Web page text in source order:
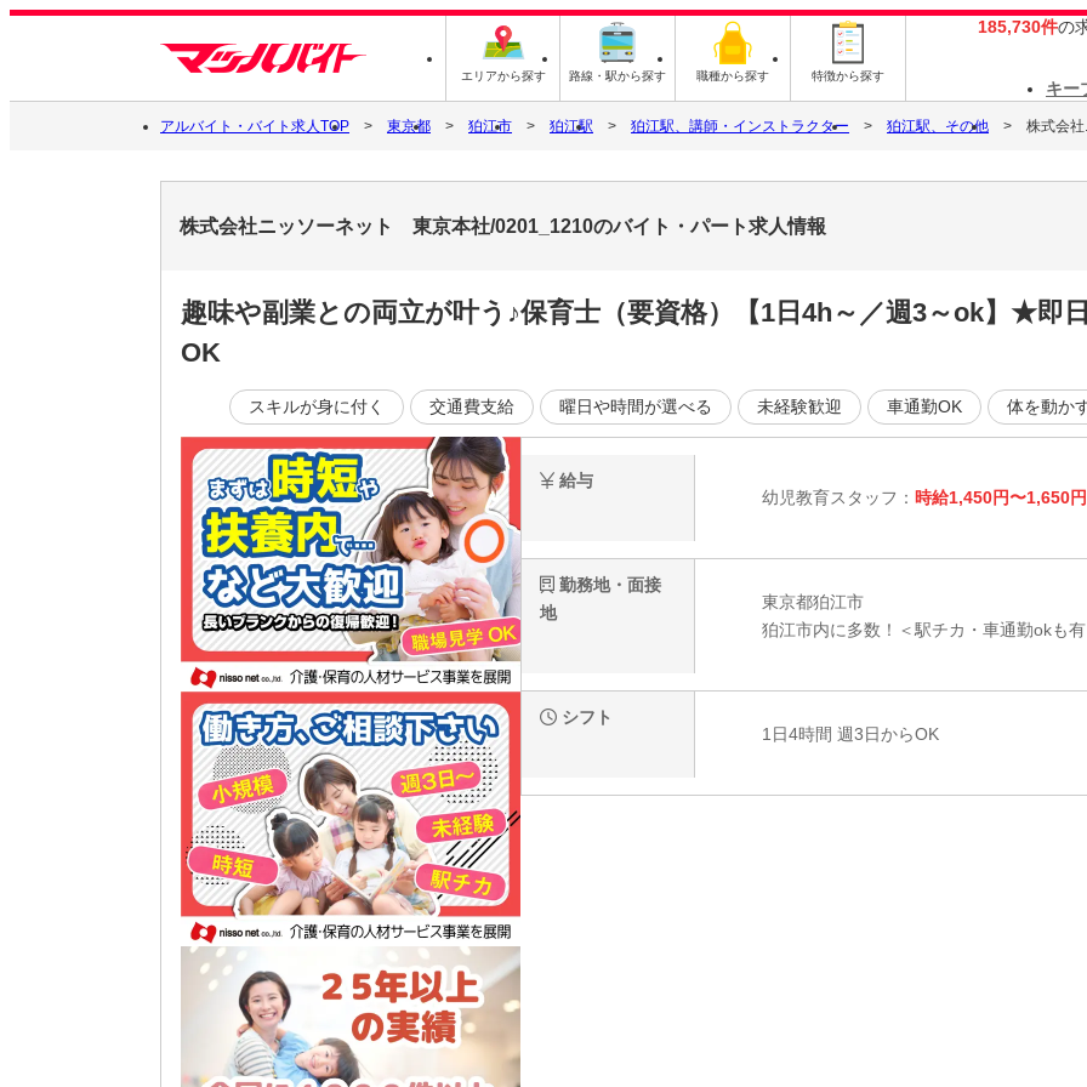
エリアから探す 路線・駅から探す 職種から探す 特徴から探す
185,730件の
キー
アルバイト・バイト求人TOP 東京都 狛江市 狛江駅 狛江駅、講師・インストラクター 狛江駅、その他 株式会
株式会社ニッソーネット 東京本社/0201_1210のバイト・パート求人情報
趣味や副業との両立が叶う♪保育士（要資格）【1日4h～／週3～ok】★即
OK
スキルが身に付く 交通費支給 曜日や時間が選べる 未経験歓迎 車通勤OK 体を動か
給与
幼児教育スタッフ： 時給1,450円〜1,650円
勤務地・面接
地
東京都狛江市
狛江市内に多数！＜駅チカ・車通勤okも
シフト
1日4時間 週3日からOK